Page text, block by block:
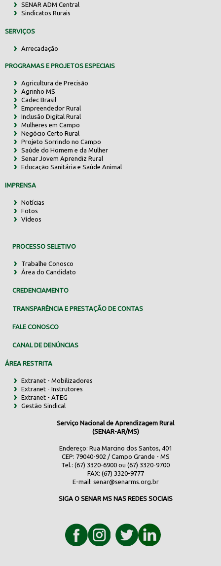
SENAR ADM Central
Sindicatos Rurais
SERVIÇOS
Arrecadação
PROGRAMAS E PROJETOS ESPECIAIS
Agricultura de Precisão
Agrinho MS
Cadec Brasil
Empreendedor Rural
Inclusão Digital Rural
Mulheres em Campo
Negócio Certo Rural
Projeto Sorrindo no Campo
Saúde do Homem e da Mulher
Senar Jovem Aprendiz Rural
Educação Sanitária e Saúde Animal
IMPRENSA
Notícias
Fotos
Vídeos
PROCESSO SELETIVO
Trabalhe Conosco
Área do Candidato
CREDENCIAMENTO
TRANSPARÊNCIA E PRESTAÇÃO DE CONTAS
FALE CONOSCO
CANAL DE DENÚNCIAS
ÁREA RESTRITA
Extranet - Mobilizadores
Extranet - Instrutores
Extranet - ATEG
Gestão Sindical
Serviço Nacional de Aprendizagem Rural
(SENAR-AR/MS)
Endereço: Rua Marcino dos Santos, 401
CEP: 79040-902 / Campo Grande - MS
Tel.: (67) 3320-6900 ou (67) 3320-9700
FAX: (67) 3320-9777
E-mail: senar@senarms.org.br
SIGA O SENAR MS NAS REDES SOCIAIS